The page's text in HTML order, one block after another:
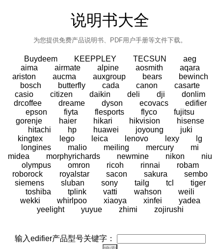
说明书大全
为您提供免费产品说明书、PDF用户手册等文件下载。
Buydeem KEEPPLEY TECSUN
aeg
aima
airmate alpine aosmith
aqara
ariston
aucma auxgroup bears
bewinch
bosch
butterfly cada canon
casarte
casio
citizen daikin deli dji
donlim
drcoffee
dreame dyson ecovacs
edifier
epson
fiyta flesports flyco
fujitsu
gorenje
haier hikari hikvision
hisense
hitachi
hp huawei joyoung
juki
kingtex
lego leica lenovo lexy
lg
longines
malio meiling mercury
mi
midea
morphyrichards newmine nikon
niu
olympus
omron ricoh rinnai
robam
roborock
royalstar sacon sakura
sembo
siemens
sluban sony tailg tcl
tiger
toshiba
tplink vatti wahson
weili
wekki
whirlpoo xiaoya xinfei
yadea
yeelight
yuyue zhimi zojirushi
输入edifier产品型号关键字：